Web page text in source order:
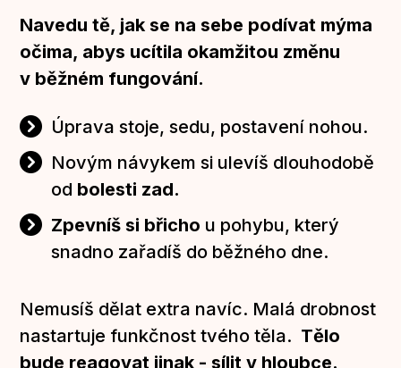
Navedu tě, jak se na sebe podívat mýma
očima, abys ucítila okamžitou změnu
v běžném fungování.
Úprava stoje, sedu, postavení nohou.
Novým návykem si ulevíš dlouhodobě
od bolesti zad.
Zpevníš si břicho u pohybu, který
snadno zařadíš do běžného dne.
Nemusíš dělat extra navíc. Malá drobnost
nastartuje funkčnost tvého těla. Tělo
bude reagovat jinak - sílit v hloubce.